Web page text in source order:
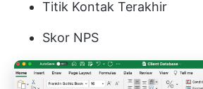
Titik Kontak Terakhir
Skor NPS